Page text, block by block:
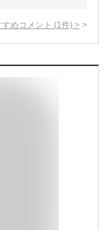
めコメント (1 件) >